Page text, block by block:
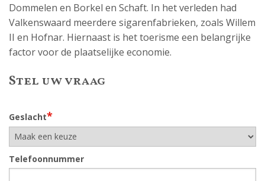
Dommelen en Borkel en Schaft. In het verleden had
Valkenswaard meerdere sigarenfabrieken, zoals Willem
II en Hofnar. Hiernaast is het toerisme een belangrijke
factor voor de plaatselijke economie.
Stel uw vraag
Geslacht*
Telefoonnummer